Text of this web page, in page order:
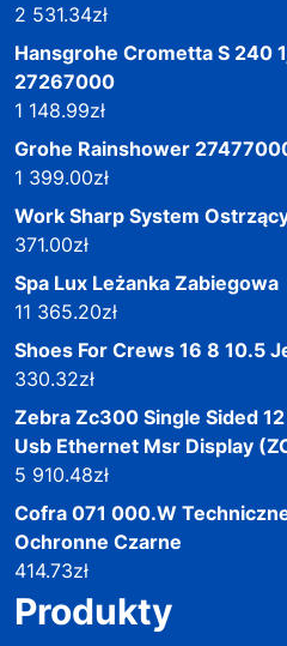
2 531.34zł
Hansgrohe Crometta S 240
27267000
1 148.99zł
Grohe Rainshower
1 399.00zł
Work Sharp System
371.00zł
Spa Lux Leżanka Zabiegowa
11 365.20zł
Shoes For Crews 16 8 10.5
330.32zł
Zebra Zc300 Single Sided
Usb Ethernet Msr Display
5 910.48zł
Cofra 071 000.W
Ochronne Czarne
414.73zł
Produkty